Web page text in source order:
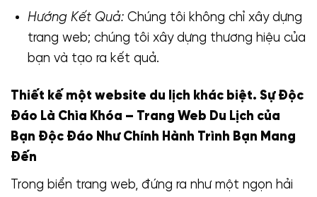
Hướng Kết Quả:Chúng tôi không chỉ xây dựng
trang web; chúng tôi xây dựng thương hiệu của
bạn và tạo ra kết quả.
Thiết kế một website du lịch khác biệt. Sự Độc
Đáo Là Chìa Khóa – Trang Web Du Lịch của
Bạn Độc Đáo Như Chính Hành Trình Bạn Mang
Đến
Trong biển trang web, đứng ra như một ngọn hải